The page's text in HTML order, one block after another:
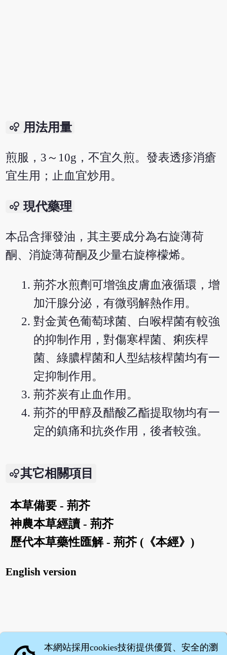
bubble_chart 用法用量
煎服，3～10g，不宜久煎。發表透疹消瘡
宜生用；止血宜炒用。
bubble_chart 現代藥理
本品含揮發油，其主要成分為右旋薄荷
酮、消旋薄荷酮及少量右旋檸檬烯。
荊芥水煎劑可增強皮膚血液循環，增
加汗腺分泌，有微弱解熱作用。
對金黃色葡萄球菌、白喉桿菌有較強
的抑制作用，對傷寒桿菌、痢疾桿
菌、綠膿桿菌和人型結核桿菌均有一
定抑制作用。
荊芥炭有止血作用。
荊芥的甲醇及醋酸乙酯提取物均有一
定的鎮痛和抗炎作用，後者較強。
其它相關項目
本草備要 - 荊芥
神農本草經讀 - 荊芥
歷代本草藥性匯解 - 荊芥 (《本經》)
English version
本網站採用cookies技術提供優質、安全的瀏